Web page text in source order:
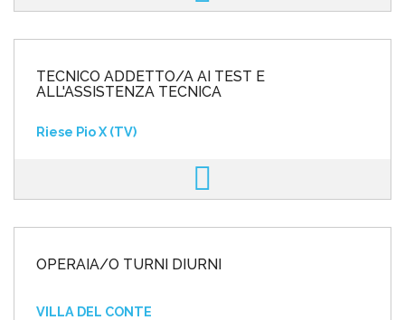
TECNICO ADDETTO/A AI TEST E
ALL'ASSISTENZA TECNICA
Riese Pio X (TV)
OPERAIA/O TURNI DIURNI
VILLA DEL CONTE